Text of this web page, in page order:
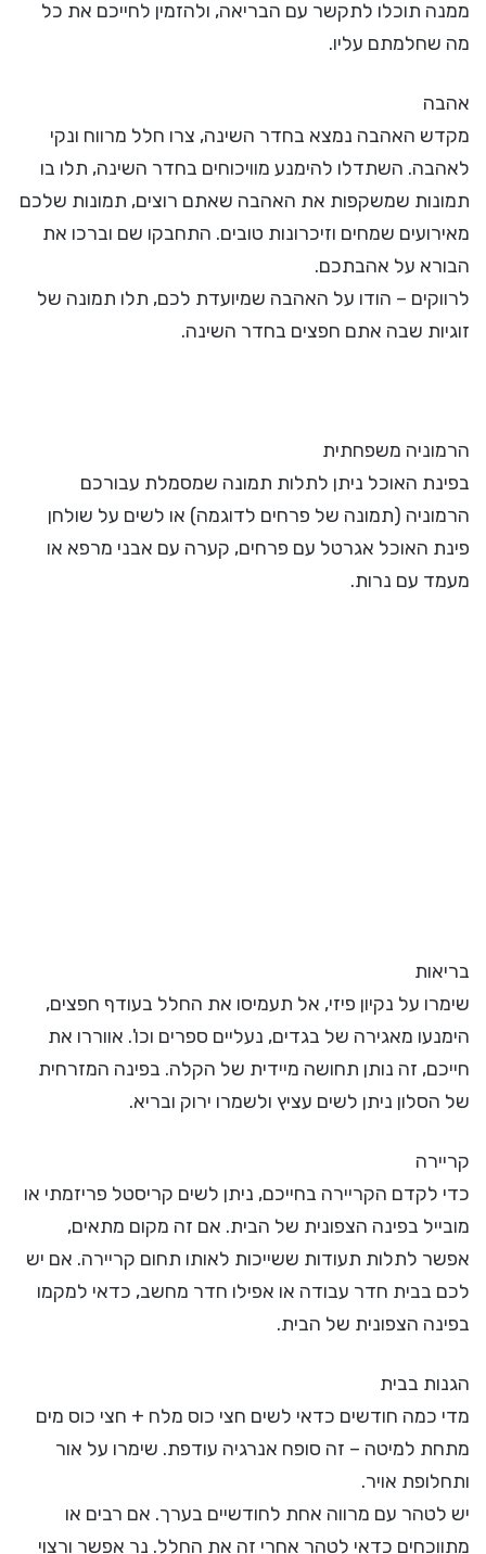
ממנה תוכלו לתקשר עם הבריאה, ולהזמין לחייכם את כל
מה שחלמתם עליו.
אהבה
מקדש האהבה נמצא בחדר השינה, צרו חלל מרווח ונקי
לאהבה. השתדלו להימנע מוויכוחים בחדר השינה, תלו בו
תמונות שמשקפות את האהבה שאתם רוצים, תמונות שלכם
מאירועים שמחים וזיכרונות טובים. התחבקו שם וברכו את
הבורא על אהבתכם.
לרווקים – הודו על האהבה שמיועדת לכם, תלו תמונה של
זוגיות שבה אתם חפצים בחדר השינה.
הרמוניה משפחתית
בפינת האוכל ניתן לתלות תמונה שמסמלת עבורכם
הרמוניה (תמונה של פרחים לדוגמה) או לשים על שולחן
פינת האוכל אגרטל עם פרחים, קערה עם אבני מרפא או
מעמד עם נרות.
בריאות
שימרו על נקיון פיזי, אל תעמיסו את החלל בעודף חפצים,
הימנעו מאגירה של בגדים, נעליים ספרים וכו'. אווררו את
חייכם, זה נותן תחושה מיידית של הקלה. בפינה המזרחית
של הסלון ניתן לשים עציץ ולשמרו ירוק ובריא.
קריירה
כדי לקדם הקריירה בחייכם, ניתן לשים קריסטל פריזמתי או
מובייל בפינה הצפונית של הבית. אם זה מקום מתאים,
אפשר לתלות תעודות ששייכות לאותו תחום קריירה. אם יש
לכם בבית חדר עבודה או אפילו חדר מחשב, כדאי למקמו
בפינה הצפונית של הבית.
הגנות בבית
מדי כמה חודשים כדאי לשים חצי כוס מלח + חצי כוס מים
מתחת למיטה – זה סופח אנרגיה עודפת. שימרו על אור
ותחלופת אויר.
יש לטהר עם מרווה אחת לחודשיים בערך. אם רבים או
מתווכחים כדאי לטהר אחרי זה את החלל. נר אפשר ורצוי